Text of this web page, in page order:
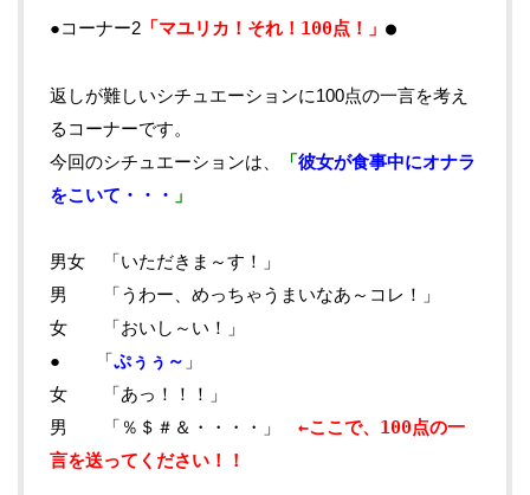
●コーナー2 「マユリカ！それ！100点！」 ●
返しが難しいシチュエーションに100点の一言を考え
るコーナーです。
今回のシチュエーションは、
「彼女が食事中にオナラ
をこいて・・・ 」
男女 「いただきま～す！」
男 「うわー、めっちゃうまいなあ～コレ！」
女 「おいし～い！」
● 「ぷぅぅ～ 」
女 「あっ！！！」
男 「％＄＃＆・・・・」 ←ここで、100点の一
言を送ってください！！